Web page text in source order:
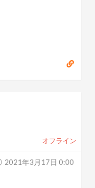
オフライン
2021年3月17日 0:00